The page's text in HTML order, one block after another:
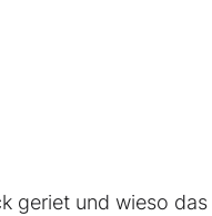
geriet und wieso das